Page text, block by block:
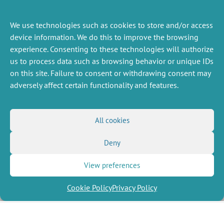
We use technologies such as cookies to store and/or access
device information. We do this to improve the browsing
experience. Consenting to these technologies will authorize
us to process data such as browsing behavior or unique IDs
on this site. Failure to consent or withdrawing consent may
adversely affect certain functionality and features.
All cookies
Deny
View preferences
Cookie PolicyPrivacy Policy
qu’elle est influencée par les rendements du projet
NEXT
PREVIOUS
Intranet
FOLLOW US